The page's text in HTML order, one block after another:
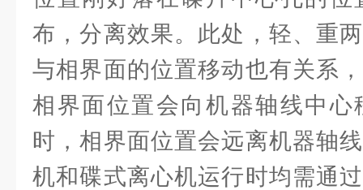
布，分离效果。此处，轻、重
与相界面的位置移动也有关系
相界面位置会向机器轴线中心
时，相界面位置会远离机器轴
机和碟式离心机运行时均需通